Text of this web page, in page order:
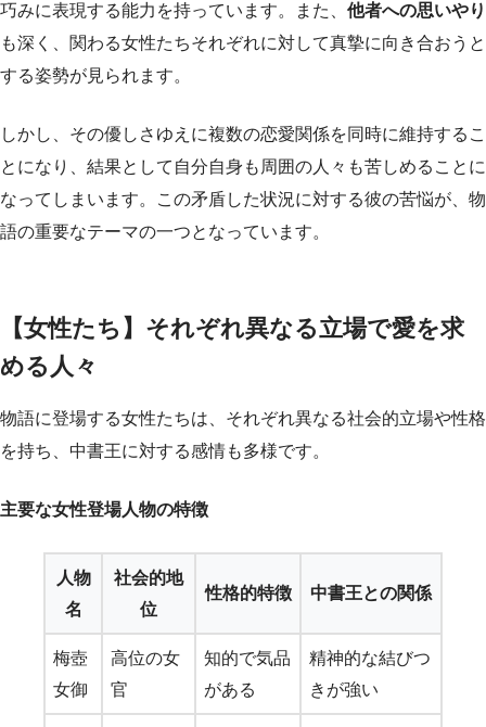
巧みに表現する能力を持っています。また、 他者への思いやり
も深く、関わる女性たちそれぞれに対して真摯に向き合おうと
する姿勢が見られます。
しかし、その優しさゆえに複数の恋愛関係を同時に維持するこ
とになり、結果として自分自身も周囲の人々も苦しめることに
なってしまいます。この矛盾した状況に対する彼の苦悩が、物
語の重要なテーマの一つとなっています。
【女性たち】それぞれ異なる立場で愛を求
める人々
物語に登場する女性たちは、それぞれ異なる社会的立場や性格
を持ち、中書王に対する感情も多様です。
主要な女性登場人物の特徴
人物
名
社会的地
位
性格的特徴 中書王との関係
梅壺
女御
高位の女
官
知的で気品
がある
精神的な結びつ
きが強い